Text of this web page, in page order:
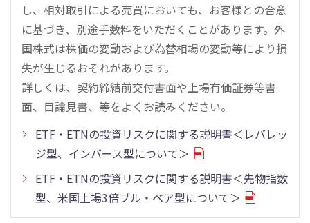
し、相対取引による売買においても、お客様との合意
に基づき、別途手数料をいただくことがあります。外
国株式は株価の変動および為替相場の変動等により損
失が生じるおそれがあります。
詳しくは、契約締結前交付書面や上場有価証券等書
面、目論見書、等をよくお読みください。
ETF・ETNの投資リスクに関する説明書＜レバレッ
ジ型、インバース型について＞
ETF・ETNの投資リスクに関する説明書＜先物指数
型、米国上場3倍ブル・ベア型について＞